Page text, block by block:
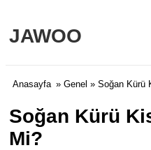
JAWOO
Anasayfa » Genel » Soğan Kürü
Soğan Kürü
Mi?